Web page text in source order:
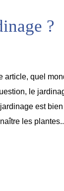
?
article, quel
le
est bien
les